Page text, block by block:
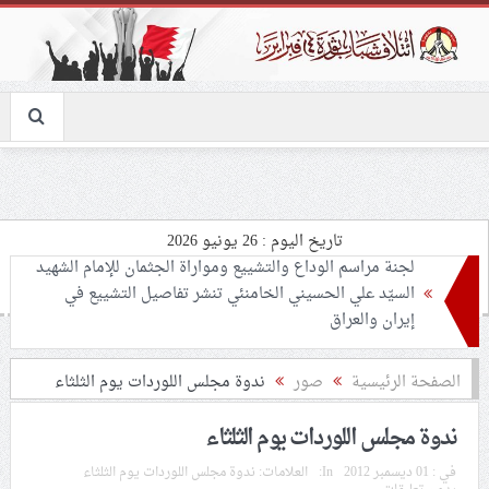
تاريخ اليوم : 26 يونيو 2026
تحذيرات من استغلال الأوضاع في غزّة لإشعال صراعات
داخليّة تخدم الاحتلال
ملفّ إنسانيّ مؤلم.. الأسيرات الفلسطينيّات بين القمع
والإهمال الطبي
55 مأتمًا وحسينيّة يعترضون على الإجراءات القمعيّة للنظام
الصفحة الرئيسية صور ندوة مجلس اللوردات يوم الثلثاء
ندوة مجلس اللوردات يوم الثلثاء
في : 01 ديسمبر 2012 In: العلامات: ندوة مجلس اللوردات يوم الثلثاء